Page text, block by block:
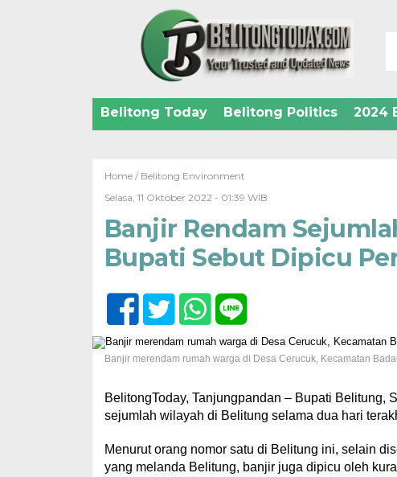
Belitong Today Belitong Politics 2024
Home / Belitong Environment
Selasa, 11 Oktober 2022 - 01:39 WIB
Banjir Rendam
Bupati Sebut Dipicu
Banjir merendam rumah warga di Desa Cerucuk, Kecamatan
BelitongToday, Tanjungpandan – Bupati Belitung,
sejumlah wilayah di Belitung selama dua hari
Menurut orang nomor satu di Belitung ini, selain
yang melanda Belitung, banjir juga dipicu oleh